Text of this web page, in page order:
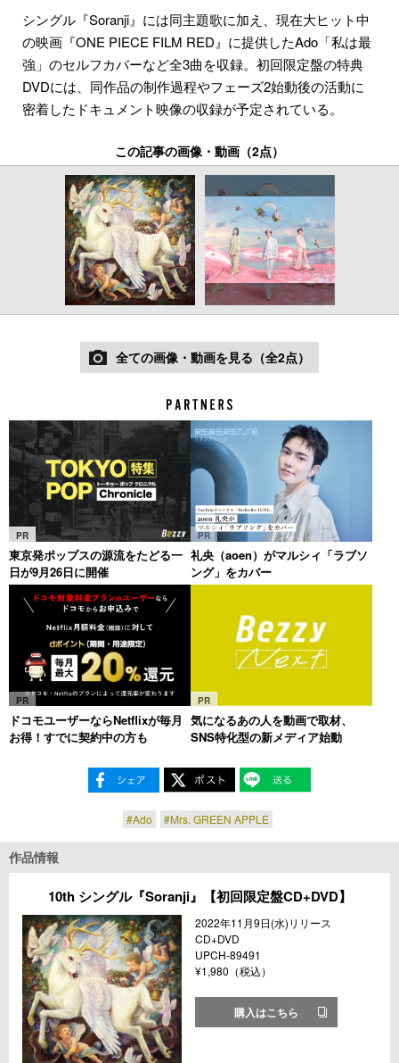
シングル『Soranji』には同主題歌に加え、現在大ヒット中
の映画『ONE PIECE FILM RED』に提供したAdo「私は最
強」のセルフカバーなど全3曲を収録。初回限定盤の特典
DVDには、同作品の制作過程やフェーズ2始動後の活動に
密着したドキュメント映像の収録が予定されている。
この記事の画像・動画（2点）
全ての画像・動画を見る（全2点）
PR
東京発ポップスの源流をたどる一
日が9月26日に開催
PR
礼央（aoen）がマルシィ「ラブソ
ング」をカバー
PR
ドコモユーザーならNetflixが毎月
お得！すでに契約中の方も
PR
気になるあの人を動画で取材、
SNS特化型の新メディア始動
#Ado #Mrs. GREEN APPLE
作品情報
10th シングル『Soranji』【初回限定盤CD+DVD】
2022年11月9日(水)リリース
CD+DVD
UPCH-89491
¥1,980（税込）
購入はこちら